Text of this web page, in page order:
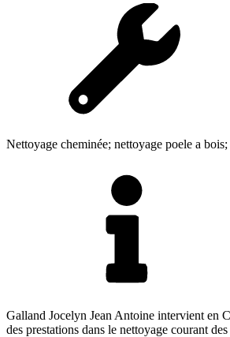
Nettoyage cheminée; nettoyage poele a
Galland Jocelyn Jean Antoine intervient en
des prestations dans le nettoyage courant